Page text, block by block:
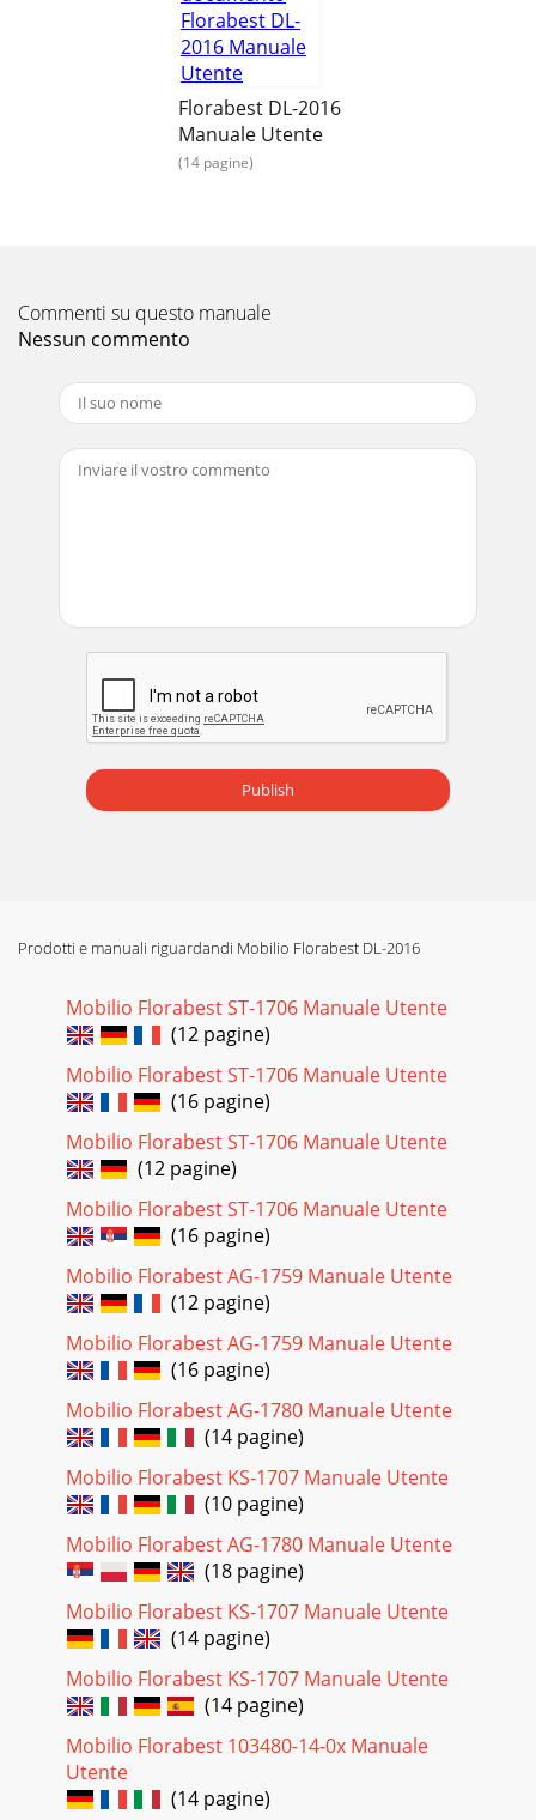
Florabest DL-2016
Manuale Utente
(14 pagine)
Commenti su questo manuale
Nessun commento
Publish
Prodotti e manuali riguardandi Mobilio Florabest DL-2016
Mobilio Florabest ST-1706 Manuale Utente
(12 pagine)
Mobilio Florabest ST-1706 Manuale Utente
(16 pagine)
Mobilio Florabest ST-1706 Manuale Utente
(12 pagine)
Mobilio Florabest ST-1706 Manuale Utente
(16 pagine)
Mobilio Florabest AG-1759 Manuale Utente
(12 pagine)
Mobilio Florabest AG-1759 Manuale Utente
(16 pagine)
Mobilio Florabest AG-1780 Manuale Utente
(14 pagine)
Mobilio Florabest KS-1707 Manuale Utente
(10 pagine)
Mobilio Florabest AG-1780 Manuale Utente
(18 pagine)
Mobilio Florabest KS-1707 Manuale Utente
(14 pagine)
Mobilio Florabest KS-1707 Manuale Utente
(14 pagine)
Mobilio Florabest 103480-14-0х Manuale
Utente
(14 pagine)